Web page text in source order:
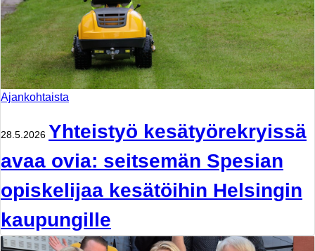
Ajankohtaista
28.5.2026 Yhteistyö kesätyörekryissä
avaa ovia: seitsemän Spesian
opiskelijaa kesätöihin Helsingin
kaupungille